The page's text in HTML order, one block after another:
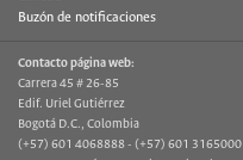
Buzón de notificaciones
Contacto página web:
Carrera 45 # 26-85
Edif. Uriel Gutiérrez
Bogotá D.C., Colombia
(+57) 601 4068888 - (+57) 601 3165000